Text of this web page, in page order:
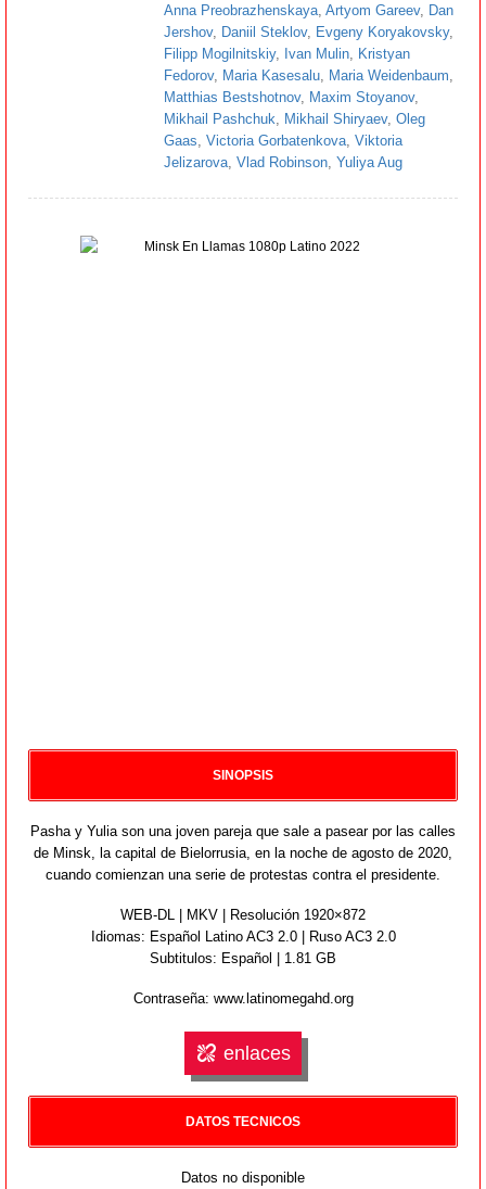
Anna Preobrazhenskaya Artyom Gareev, Dan
Jershov, Daniil Steklov, Evgeny Koryakovsky,
Filipp Mogilnitskiy, Ivan Mulin
Kristyan
Fedorov, Maria Kasesalu Maria Weidenbaum
Matthias Bestshotnov, Maxim Stoyanov,
Mikhail Pashchuk
Mikhail Shiryaev, Oleg
Gaas Victoria Gorbatenkova Viktoria
Jelizarova Vlad Robinson Yuliya Aug
SINOPSIS
Pasha y Yulia son una joven pareja que sale a pasear por las calles
de Minsk, la capital de Bielorrusia, en la noche de agosto de 2020,
cuando comienzan una serie de protestas contra el presidente.
WEB-DL | MKV | Resolución 1920×872
Idiomas: Español Latino AC3 2.0 | Ruso AC3 2.0
Subtitulos: Español | 1.81 GB
Contraseña: www.latinomegahd.org
enlaces
DATOS TECNICOS
Datos no disponible